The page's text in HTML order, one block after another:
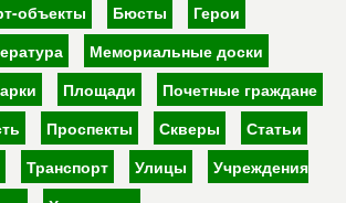
объекты Бюсты
Герои
Мемориальные доски
Площади
Почетные граждане
Проспекты Скверы
Статьи
Транспорт Улицы
Учреждения